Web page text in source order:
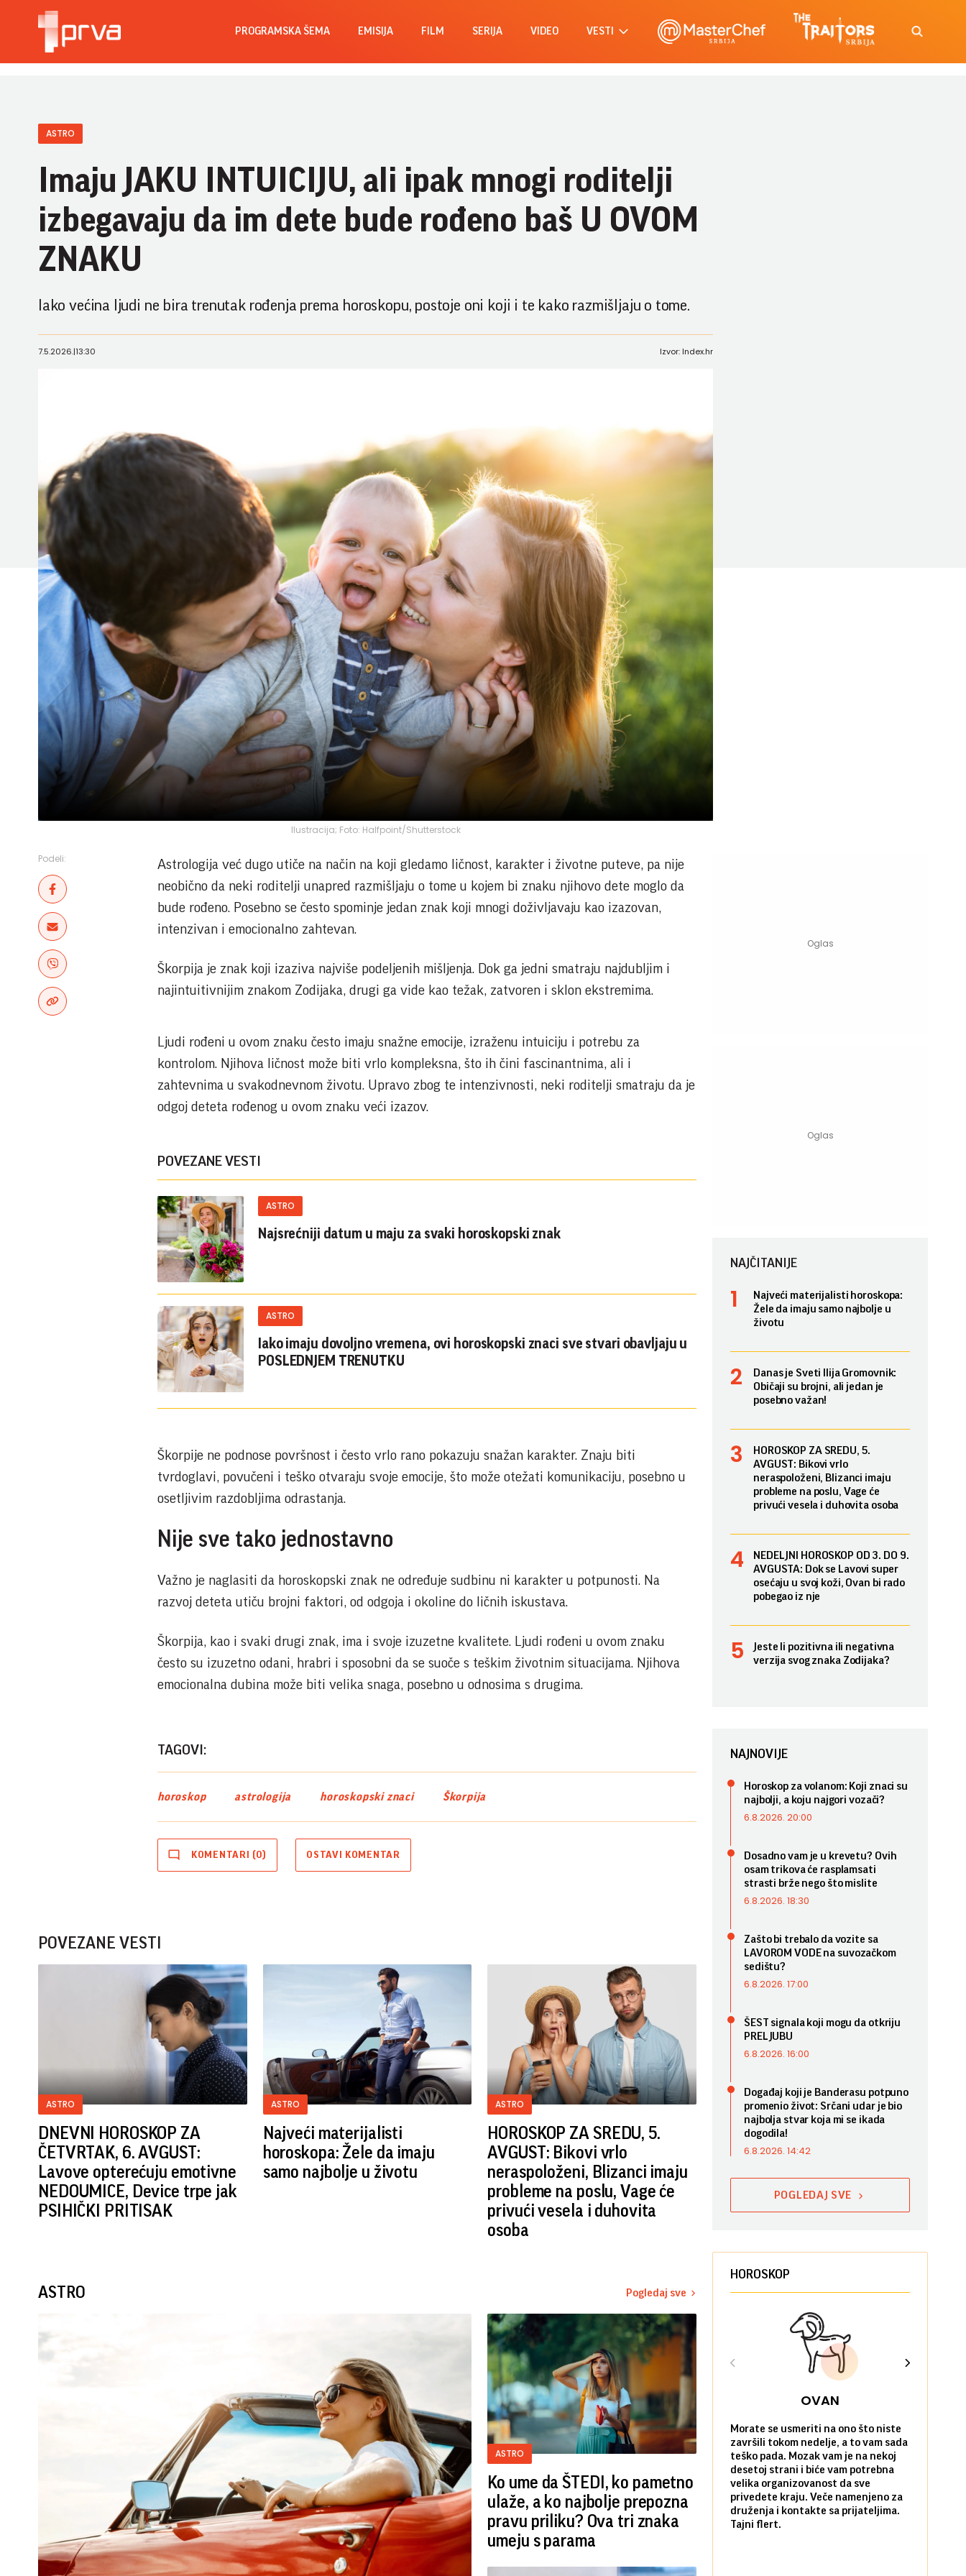
PROGRAMSKA ŠEMA EMISIJA FILM SERIJA VIDEO VESTI
ASTRO
Imaju JAKU INTUICIJU, ali ipak mnogi roditelji
izbegavaju da im dete bude rođeno baš U OVOM
ZNAKU
Iako većina ljudi ne bira trenutak rođenja prema horoskopu, postoje oni koji i te kako razmišljaju o tome.
Ilustracija; Foto: Halfpoint/Shutterstock
7.5.2026.|13:30 Izvor: Index.hr
Podeli:
Astrologija već dugo utiče na način na koji gledamo ličnost, karakter i životne puteve, pa nije
neobično da neki roditelji unapred razmišljaju o tome u kojem bi znaku njihovo dete moglo da
bude rođeno. Posebno se često spominje jedan znak koji mnogi doživljavaju kao izazovan,
intenzivan i emocionalno zahtevan.
Škorpija je znak koji izaziva najviše podeljenih mišljenja. Dok ga jedni smatraju najdubljim i
najintuitivnijim znakom Zodijaka, drugi ga vide kao težak, zatvoren i sklon ekstremima.
Ljudi rođeni u ovom znaku često imaju snažne emocije, izraženu intuiciju i potrebu za
kontrolom. Njihova ličnost može biti vrlo kompleksna, što ih čini fascinantnima, ali i
zahtevnima u svakodnevnom životu. Upravo zbog te intenzivnosti, neki roditelji smatraju da je
odgoj deteta rođenog u ovom znaku veći izazov.
POVEZANE VESTI
ASTRO
Najsrećniji datum u maju za svaki horoskopski znak
ASTRO
Iako imaju dovoljno vremena, ovi horoskopski znaci sve stvari obavljaju u
POSLEDNJEM TRENUTKU
Škorpije ne podnose površnost i često vrlo rano pokazuju snažan karakter. Znaju biti
tvrdoglavi, povučeni i teško otvaraju svoje emocije, što može otežati komunikaciju, posebno u
osetljivim razdobljima odrastanja.
Nije sve tako jednostavno
Važno je naglasiti da horoskopski znak ne određuje sudbinu ni karakter u potpunosti. Na
razvoj deteta utiču brojni faktori, od odgoja i okoline do ličnih iskustava.
Škorpija, kao i svaki drugi znak, ima i svoje izuzetne kvalitete. Ljudi rođeni u ovom znaku
često su izuzetno odani, hrabri i sposobni da se suoče s teškim životnim situacijama. Njihova
emocionalna dubina može biti velika snaga, posebno u odnosima s drugima.
TAGOVI:
horoskop astrologija horoskopski znaci Škorpija
KOMENTARI (0) OSTAVI KOMENTAR
POVEZANE VESTI
ASTRO
DNEVNI HOROSKOP ZA
ČETVRTAK, 6. AVGUST:
Lavove opterećuju emotivne
NEDOUMICE, Device trpe jak
PSIHIČKI PRITISAK
ASTRO
Najveći materijalisti
horoskopa: Žele da imaju
samo najbolje u životu
ASTRO
HOROSKOP ZA SREDU, 5.
AVGUST: Bikovi vrlo
neraspoloženi, Blizanci imaju
probleme na poslu, Vage će
privući vesela i duhovita
osoba
ASTRO Pogledaj sve
ASTRO
Ko ume da ŠTEDI, ko pametno
ulaže, a ko najbolje prepozna
pravu priliku? Ova tri znaka
umeju s parama
NAJČITANIJE
Najveći materijalisti horoskopa:
Žele da imaju samo najbolje u
životu
Danas je Sveti Ilija Gromovnik:
Običaji su brojni, ali jedan je
posebno važan!
HOROSKOP ZA SREDU, 5.
AVGUST: Bikovi vrlo
neraspoloženi, Blizanci imaju
probleme na poslu, Vage će
privući vesela i duhovita osoba
NEDELJNI HOROSKOP OD 3. DO 9.
AVGUSTA: Dok se Lavovi super
osećaju u svoj koži, Ovan bi rado
pobegao iz nje
Jeste li pozitivna ili negativna
verzija svog znaka Zodijaka?
NAJNOVIJE
Horoskop za volanom: Koji znaci su
najbolji, a koju najgori vozači?
6.8.2026. 20:00
Dosadno vam je u krevetu? Ovih
osam trikova će rasplamsati
strasti brže nego što mislite
6.8.2026. 18:30
Zašto bi trebalo da vozite sa
LAVOROM VODE na suvozačkom
sedištu?
6.8.2026. 17:00
ŠEST signala koji mogu da otkriju
PRELJUBU
6.8.2026. 16:00
Događaj koji je Banderasu potpuno
promenio život: Srčani udar je bio
najbolja stvar koja mi se ikada
dogodila!
6.8.2026. 14:42
POGLEDAJ SVE
HOROSKOP
OVAN
Morate se usmeriti na ono što niste
završili tokom nedelje, a to vam sada
teško pada. Mozak vam je na nekoj
desetoj strani i biće vam potrebna
velika organizovanost da sve
privedete kraju. Veče namenjeno za
druženja i kontakte sa prijateljima.
Tajni flert.